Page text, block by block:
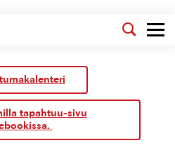
tapahtuu-sivu